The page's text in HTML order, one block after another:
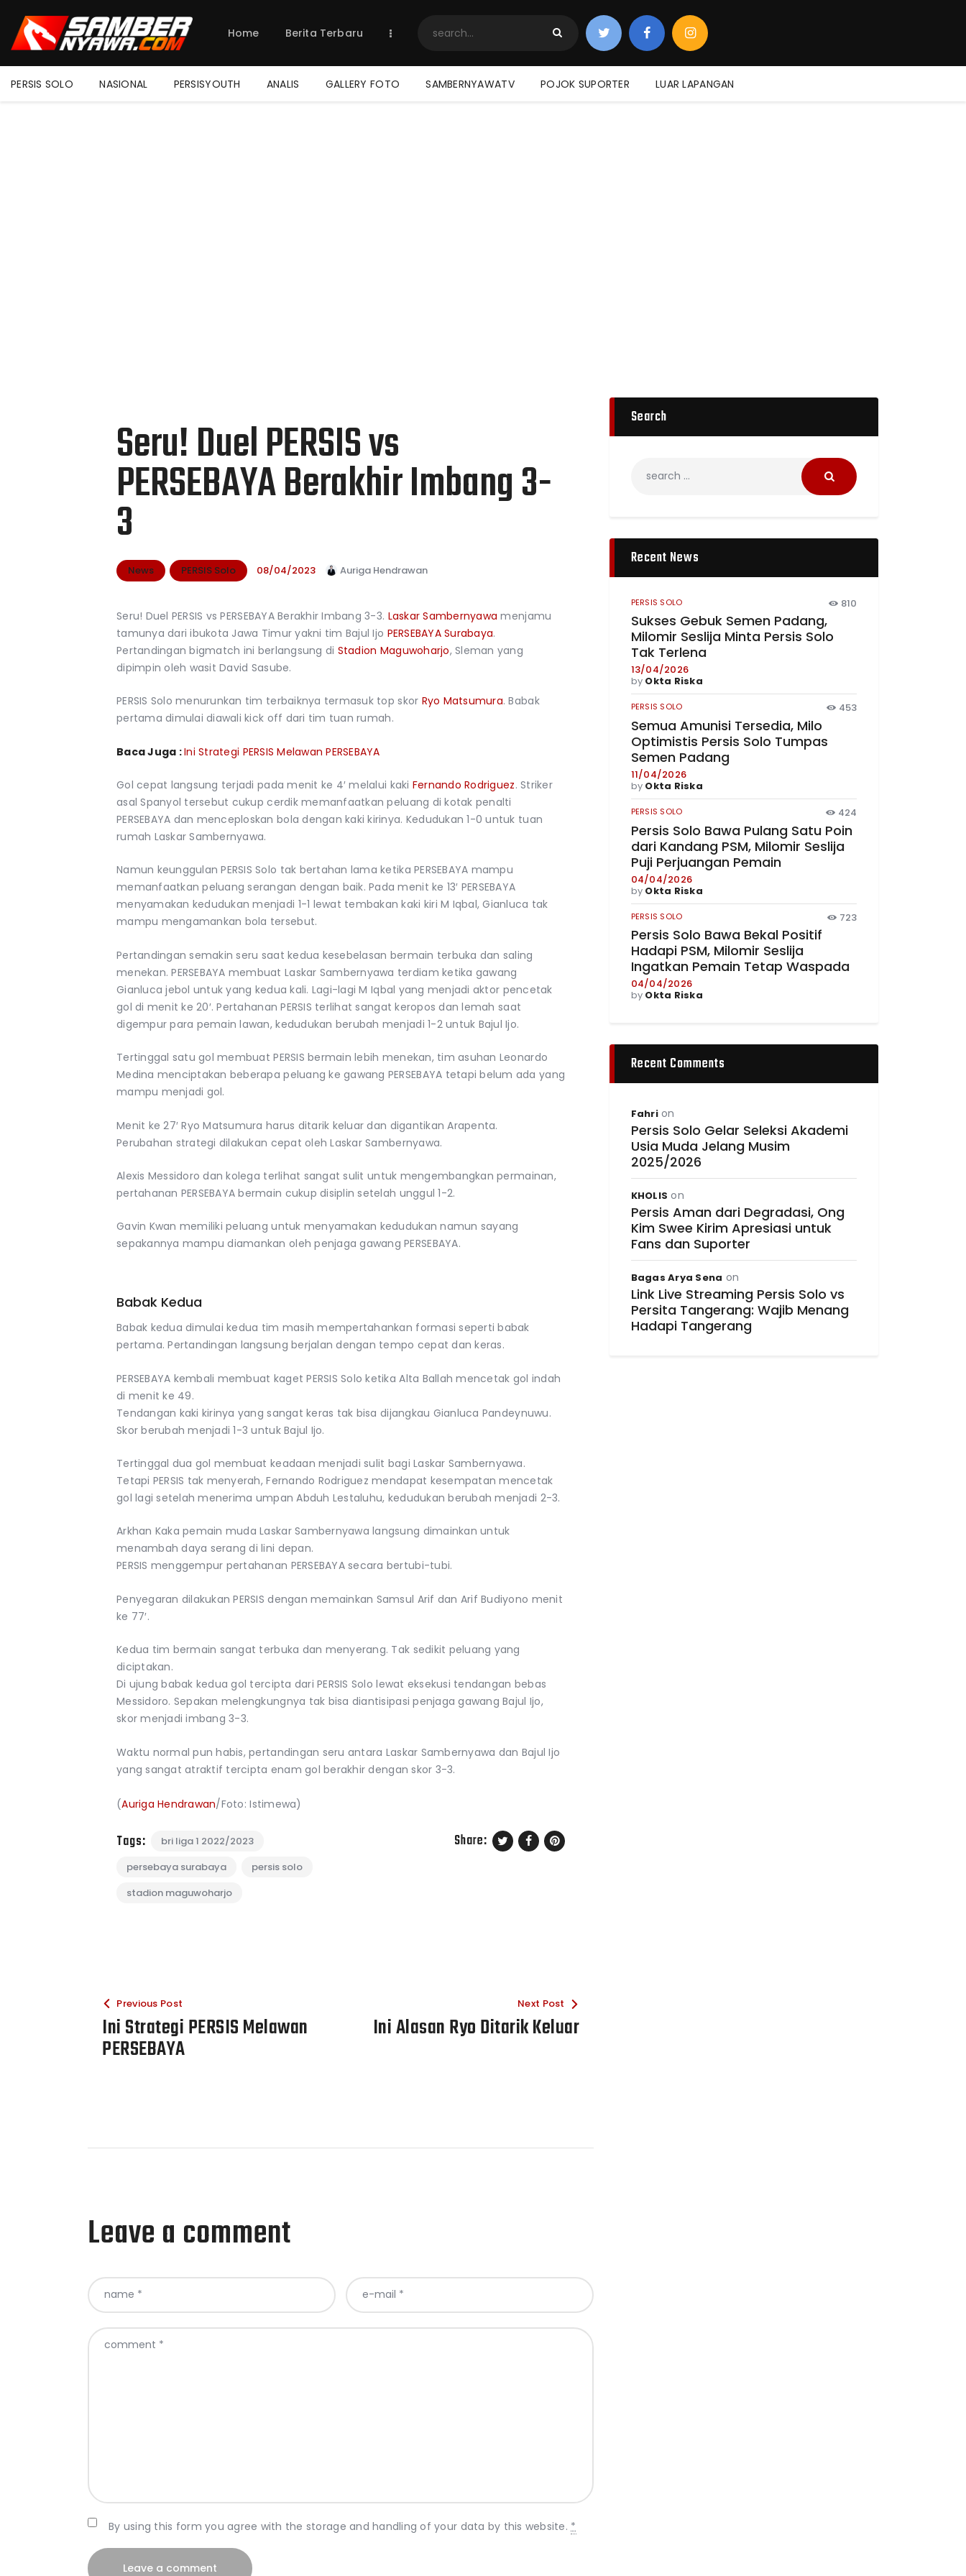
Home Berita Terbaru
PERSIS SOLO NASIONAL PERSISYOUTH ANALIS GALLERY FOTO SAMBERNYAWATV POJOK SUPORTER LUAR LAPANGAN
Berita Terbaru
Jadwal & Hasil
Klasemen
Seru! Duel PERSIS vs
PERSEBAYA Berakhir Imbang 3-
3
News PERSIS Solo 08/04/2023 Auriga Hendrawan
Seru! Duel PERSIS vs PERSEBAYA Berakhir Imbang 3-3. Laskar Sambernyawa menjamu
tamunya dari ibukota Jawa Timur yakni tim Bajul Ijo PERSEBAYA Surabaya.
Pertandingan bigmatch ini berlangsung di Stadion Maguwoharjo, Sleman yang
dipimpin oleh wasit David Sasube.
PERSIS Solo menurunkan tim terbaiknya termasuk top skor Ryo Matsumura. Babak
pertama dimulai diawali kick off dari tim tuan rumah.
Baca Juga :Ini Strategi PERSIS Melawan PERSEBAYA
Gol cepat langsung terjadi pada menit ke 4′ melalui kaki Fernando Rodriguez. Striker
asal Spanyol tersebut cukup cerdik memanfaatkan peluang di kotak penalti
PERSEBAYA dan menceploskan bola dengan kaki kirinya. Kedudukan 1-0 untuk tuan
rumah Laskar Sambernyawa.
Namun keunggulan PERSIS Solo tak bertahan lama ketika PERSEBAYA mampu
memanfaatkan peluang serangan dengan baik. Pada menit ke 13′ PERSEBAYA
menyamakan kedudukan menjadi 1-1 lewat tembakan kaki kiri M Iqbal, Gianluca tak
mampu mengamankan bola tersebut.
Pertandingan semakin seru saat kedua kesebelasan bermain terbuka dan saling
menekan. PERSEBAYA membuat Laskar Sambernyawa terdiam ketika gawang
Gianluca jebol untuk yang kedua kali. Lagi-lagi M Iqbal yang menjadi aktor pencetak
gol di menit ke 20′. Pertahanan PERSIS terlihat sangat keropos dan lemah saat
digempur para pemain lawan, kedudukan berubah menjadi 1-2 untuk Bajul Ijo.
Tertinggal satu gol membuat PERSIS bermain lebih menekan, tim asuhan Leonardo
Medina menciptakan beberapa peluang ke gawang PERSEBAYA tetapi belum ada yang
mampu menjadi gol.
Menit ke 27′ Ryo Matsumura harus ditarik keluar dan digantikan Arapenta.
Perubahan strategi dilakukan cepat oleh Laskar Sambernyawa.
Alexis Messidoro dan kolega terlihat sangat sulit untuk mengembangkan permainan,
pertahanan PERSEBAYA bermain cukup disiplin setelah unggul 1-2.
Gavin Kwan memiliki peluang untuk menyamakan kedudukan namun sayang
sepakannya mampu diamankan oleh penjaga gawang PERSEBAYA.
Babak Kedua
Babak kedua dimulai kedua tim masih mempertahankan formasi seperti babak
pertama. Pertandingan langsung berjalan dengan tempo cepat dan keras.
PERSEBAYA kembali membuat kaget PERSIS Solo ketika Alta Ballah mencetak gol indah
di menit ke 49.
Tendangan kaki kirinya yang sangat keras tak bisa dijangkau Gianluca Pandeynuwu.
Skor berubah menjadi 1-3 untuk Bajul Ijo.
Tertinggal dua gol membuat keadaan menjadi sulit bagi Laskar Sambernyawa.
Tetapi PERSIS tak menyerah, Fernando Rodriguez mendapat kesempatan mencetak
gol lagi setelah menerima umpan Abduh Lestaluhu, kedudukan berubah menjadi 2-3.
Arkhan Kaka pemain muda Laskar Sambernyawa langsung dimainkan untuk
menambah daya serang di lini depan.
PERSIS menggempur pertahanan PERSEBAYA secara bertubi-tubi.
Penyegaran dilakukan PERSIS dengan memainkan Samsul Arif dan Arif Budiyono menit
ke 77′.
Kedua tim bermain sangat terbuka dan menyerang. Tak sedikit peluang yang
diciptakan.
Di ujung babak kedua gol tercipta dari PERSIS Solo lewat eksekusi tendangan bebas
Messidoro. Sepakan melengkungnya tak bisa diantisipasi penjaga gawang Bajul Ijo,
skor menjadi imbang 3-3.
Waktu normal pun habis, pertandingan seru antara Laskar Sambernyawa dan Bajul Ijo
yang sangat atraktif tercipta enam gol berakhir dengan skor 3-3.
(Auriga Hendrawan/Foto: Istimewa)
Tags:
bri liga 1 2022/2023
persebaya surabaya
persis solo
stadion maguwoharjo
Share:
Previous Post
Ini Strategi PERSIS Melawan
PERSEBAYA
Next Post
Ini Alasan Ryo Ditarik Keluar
Leave a comment
By using this form you agree with the storage and handling of your data by this website. *
Search
Recent News
PERSIS SOLO 810
Sukses Gebuk Semen Padang,
Milomir Seslija Minta Persis Solo
Tak Terlena
13/04/2026
by Okta Riska
PERSIS SOLO 453
Semua Amunisi Tersedia, Milo
Optimistis Persis Solo Tumpas
Semen Padang
11/04/2026
by Okta Riska
PERSIS SOLO 424
Persis Solo Bawa Pulang Satu Poin
dari Kandang PSM, Milomir Seslija
Puji Perjuangan Pemain
04/04/2026
by Okta Riska
PERSIS SOLO 723
Persis Solo Bawa Bekal Positif
Hadapi PSM, Milomir Seslija
Ingatkan Pemain Tetap Waspada
04/04/2026
by Okta Riska
Recent Comments
Fahrion
Persis Solo Gelar Seleksi Akademi
Usia Muda Jelang Musim
2025/2026
KHOLIS on
Persis Aman dari Degradasi, Ong
Kim Swee Kirim Apresiasi untuk
Fans dan Suporter
Bagas Arya Sena on
Link Live Streaming Persis Solo vs
Persita Tangerang: Wajib Menang
Hadapi Tangerang